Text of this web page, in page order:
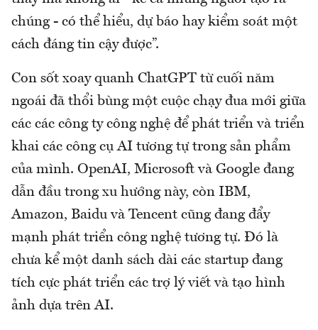
chúng - có thể hiểu, dự báo hay kiểm soát một
cách đáng tin cậy được”.
Con sốt xoay quanh ChatGPT từ cuối năm
ngoái đã thổi bùng một cuộc chạy đua mới giữa
các các công ty công nghệ để phát triển và triển
khai các công cụ AI tương tự trong sản phẩm
của mình. OpenAI, Microsoft và Google đang
dẫn đầu trong xu hướng này, còn IBM,
Amazon, Baidu và Tencent cũng đang đẩy
mạnh phát triển công nghệ tương tự. Đó là
chưa kể một danh sách dài các startup đang
tích cực phát triển các trợ lý viết và tạo hình
ảnh dựa trên AI.